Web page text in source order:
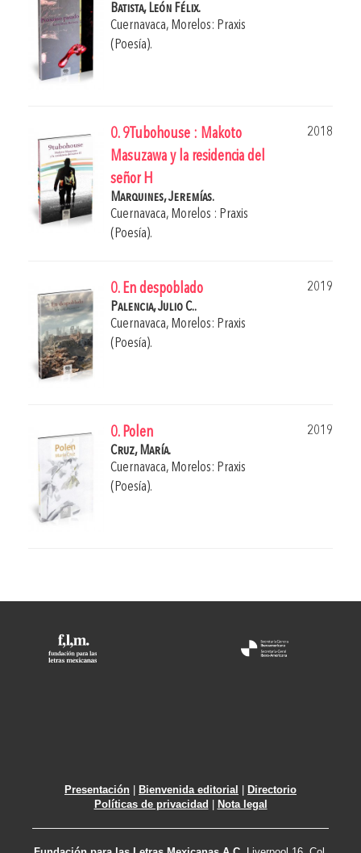
Batista, León Félix.
Cuernavaca, Morelos: Praxis
(Poesía).
0. 9Tubohouse : Makoto
Masuzawa y la residencia del
señor H
2018
Marquines, Jeremías.
Cuernavaca, Morelos : Praxis
(Poesía).
0. En despoblado
2019
Palencia, Julio C..
Cuernavaca, Morelos: Praxis
(Poesía).
0. Polen
2019
Cruz, María.
Cuernavaca, Morelos: Praxis
(Poesía).
Presentación Bienvenida editorial
Directorio
Políticas de privacidad
Nota legal